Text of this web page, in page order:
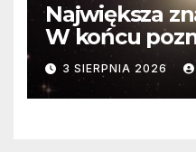
Największa
W końcu
faktyczne
3 SIERPNIA 2026